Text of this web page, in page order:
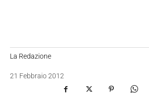
La Redazione
21 Febbraio 2012